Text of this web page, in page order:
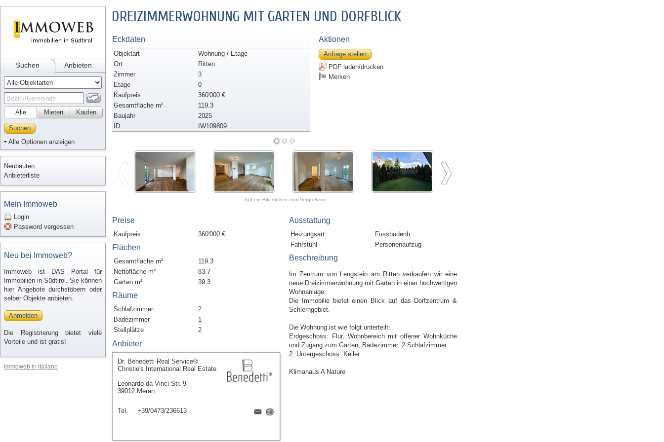
Suchen Anbieten
Alle Kaufen
Mieten
Suchen
Alle Optionen anzeigen
Neubauten
Anbieterliste
Mein Immoweb
Login
Password vergessen
Neu bei Immoweb?
Immoweb ist DAS Portal für
Immobilien in Südtirol. Sie können
hier Angebote durchstöbern oder
selber Objekte anbieten.
Anmelden
Die Registrierung bietet viele
Vorteile und ist gratis!
Immoweb in Italiano
DREIZIMMERWOHNUNG MIT GARTEN UND DORFBLICK
Eckdaten
Objektart
Wohnung / Etage
Ort
Ritten
Zimmer
3
Etage
0
Kaufpreis
360'000 €
Gesamtfläche m²
119.3
Baujahr
2025
ID
IW109809
Aktionen
Anfrage stellen
PDF laden/drucken
Merken
Auf ein Bild klicken zum Vergrößern
Preise
Kaufpreis 360'000 €
Flächen
Gesamtfläche m²
119.3
Nettofläche m²
83.7
Garten m²
39.3
Räume
Schlafzimmer
2
Badezimmer
1
Stellplätze
2
Ausstattung
Heizungsart
Fussbodenh.
Fahrstuhl
Personenaufzug
Beschreibung
Im Zentrum von Lengstein am Ritten verkaufen wir eine
neue Dreizimmerwohnung mit Garten in einer hochwertigen
Wohnanlage.
Die Immobilie bietet einen Blick auf das Dorfzentrum &
Schlerngebiet.
Die Wohnung ist wie folgt unterteilt:
Erdgeschoss: Flur, Wohnbereich mit offener Wohnküche
und Zugang zum Garten, Badezimmer, 2 Schlafzimmer
2. Untergeschoss: Keller
Klimahaus A Nature
Anbieter
Dr. Benedetti Real Service®
Christie's International Real Estate
Leonardo da Vinci Str. 9
39012 Meran
Tel. +39/0473/236613